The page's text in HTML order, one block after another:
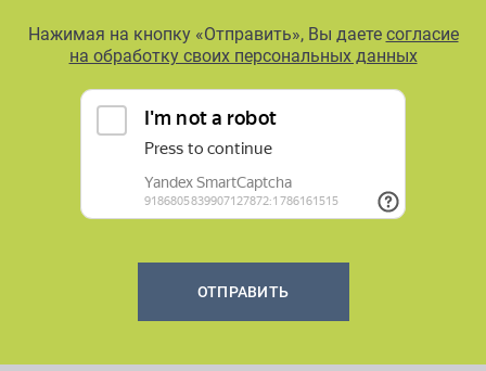
Нажимая на кнопку «Отправить», Вы даете согласие
на обработку своих персональных данных
ОТПРАВИТЬ